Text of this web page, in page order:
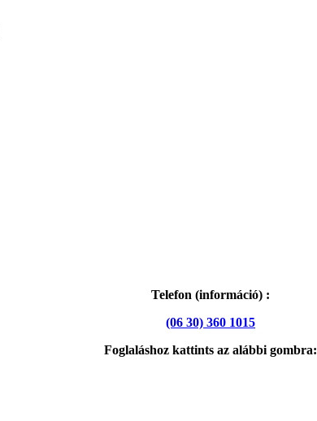
Telefon (információ) :
(06 30) 360 1015
Foglaláshoz kattints az alábbi gombra: